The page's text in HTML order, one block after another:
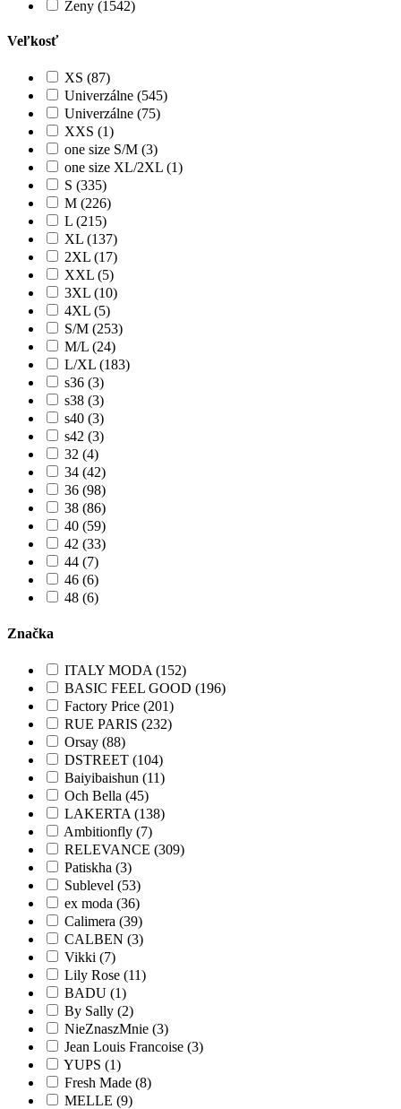
Ženy (1542)
Veľkosť
XS (87)
Univerzálne (545)
Univerzálne (75)
XXS (1)
one size S/M (3)
one size XL/2XL (1)
S (335)
M (226)
L (215)
XL (137)
2XL (17)
XXL (5)
3XL (10)
4XL (5)
S/M (253)
M/L (24)
L/XL (183)
s36 (3)
s38 (3)
s40 (3)
s42 (3)
32 (4)
34 (42)
36 (98)
38 (86)
40 (59)
42 (33)
44 (7)
46 (6)
48 (6)
Značka
ITALY MODA (152)
BASIC FEEL GOOD (196)
Factory Price (201)
RUE PARIS (232)
Orsay (88)
DSTREET (104)
Baiyibaishun (11)
Och Bella (45)
LAKERTA (138)
Ambitionfly (7)
RELEVANCE (309)
Patiskha (3)
Sublevel (53)
ex moda (36)
Calimera (39)
CALBEN (3)
Vikki (7)
Lily Rose (11)
BADU (1)
By Sally (2)
NieZnaszMnie (3)
Jean Louis Francoise (3)
YUPS (1)
Fresh Made (8)
MELLE (9)